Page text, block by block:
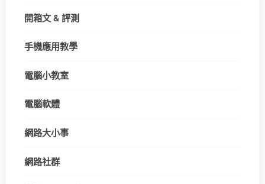
開箱文 & 評測
手機應用教學
電腦小教室
電腦軟體
網路大小事
網路社群